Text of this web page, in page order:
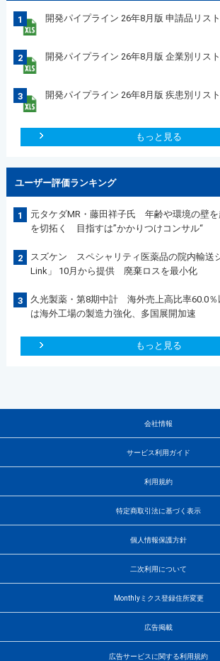
1 開発パイプライン 26年8月版 申請品リスト
2 開発パイプライン 26年8月版 企業別リスト
3 開発パイプライン 26年8月版 疾患別リスト
もっと見る
ユーザー評価ランキング
1
元タケダMR・藤田祥子氏 年齢や環境の壁
を切拓く 目指すは”かかりつけコンサル“
2
スズケン スペシャリティ医薬品の院内輸送
Link」 10月から提供 廃棄ロスを最小化
3
久光製薬・第8期中計 海外売上高比率60.0
は海外工場の製造力強化、多国展開加速
もっと見る
会社情報
サービス利用ガイド
利用規約
特定商取引法に基づく表示
個人情報保護方針
二次利用について
Monthlyミクス登録住所変更
広告掲載
広告サービスに関する利用規約